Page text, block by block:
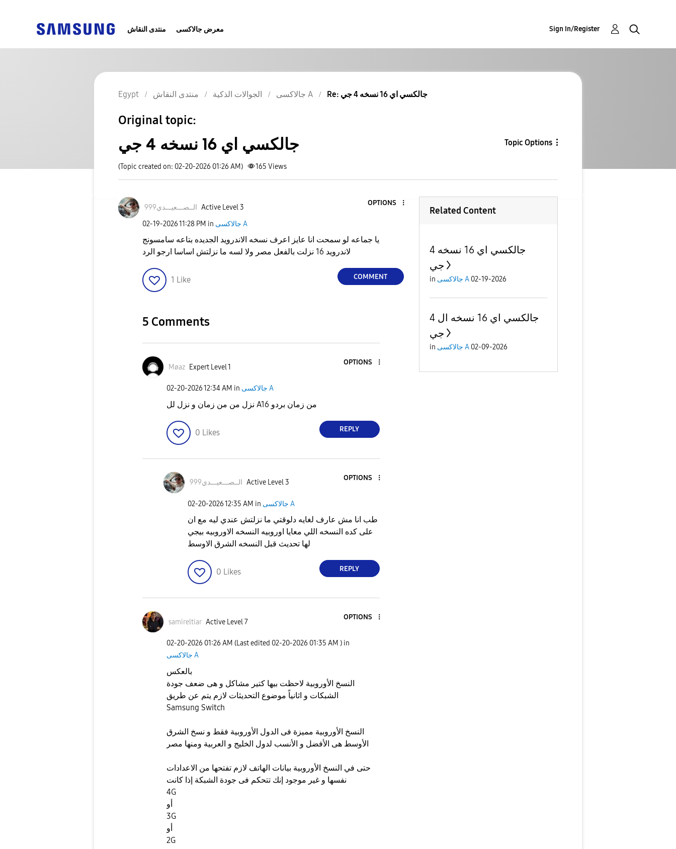
منتدى النقاش معرض جالاكسى Sign In/Register
Egypt منتدى النقاش الجوالات الذكية جالاكسى A Re: جالكسي اي 16 نسخه 4 جي
Original topic:
جالكسي اي 16 نسخه 4 جي Topic Options
(Topic created on: 02-20-2026 01:26 AM) 165 Views
الــصـــعيـــدي999 Active Level 3
OPTIONS
‎02-19-202611:28 PM in جالاكسى A
يا جماعه لو سمحت انا عايز اعرف نسخه الاندرويد الجديده بتاعه سامسونج
لاندرويد 16 نزلت بالفعل مصر ولا لسه ما نزلتش اساسا ارجو الرد
1 Like COMMENT
5 Comments
Møaz Expert Level 1
OPTIONS
‎02-20-202612:34 AM in جالاكسى A
نزل من من زمان و نزل لل A16 من زمان بردو
0 Likes REPLY
الــصـــعيـــدي999 Active Level 3
OPTIONS
‎02-20-202612:35 AM in جالاكسى A
طب انا مش عارف لغايه دلوقتي ما نزلتش عندي ليه مع ان
على كده النسخه اللي معايا اوروبيه النسخه الاوروبيه بيجي
لها تحديث قبل النسخه الشرق الاوسط
0 Likes REPLY
samireltiar Active Level 7
OPTIONS
‎02-20-2026 01:26 AM (Last edited ‎02-20-2026 01:35 AM ) in
جالاكسى A
بالعكس
النسخ الأوروبية لاحظت بيها كتير مشاكل و هى ضعف جودة
الشبكات و اثانياً موضوع التحديثات لازم يتم عن طريق
Samsung Switch
النسخ الأوروبية مميزة فى الدول الأوروبية فقط و نسخ الشرق
الأوسط هى الأفضل و الأنسب لدول الخليج و العربية ومنها مصر
حتى في النسخ الأوروبية بيانات الهاتف لازم تفتحها من الاعدادات
نفسها و غير موجود إنك تتحكم فى جودة الشبكة إذا كانت
4G
أو
3G
أو
2G
Related Content
جالكسي اي 16 نسخه 4
جي
in جالاكسى A 02-19-2026
جالكسي اي 16 نسخه ال 4
جي
in جالاكسى A 02-09-2026